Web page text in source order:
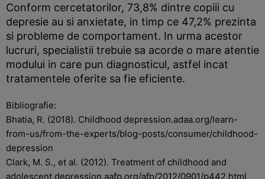
Conform cercetatorilor, 73,8% dintre copiii cu
depresie au si anxietate, in timp ce 47,2% prezinta
si probleme de comportament. In urma acestor
lucruri, specialistii trebuie sa acorde o mare atentie
modului in care pun diagnosticul, astfel incat
tratamentele oferite sa fie eficiente.
Bibliografie:
Bhatia, R. (2018). Childhood depression.adaa.org/learn-
from-us/from-the-experts/blog-posts/consumer/childhood-
depression
Clark, M. S., et al. (2012). Treatment of childhood and
adolescent depression.aafp.org/afp/2012/0901/p442.html